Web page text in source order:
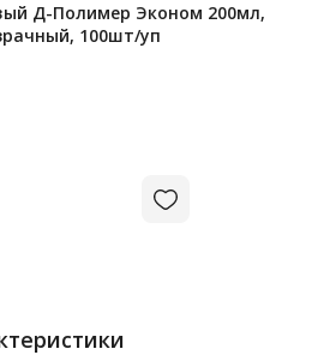
Д-Полимер Эконом 200мл,
100шт/уп